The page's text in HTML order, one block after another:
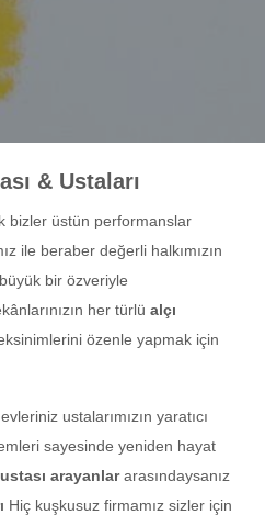
& Ustaları
bizler üstün performanslar
ile beraber değerli halkımızın
bir özveriyle
her türlü alçı
özenle yapmak için
ustalarımızın yaratıcı
sayesinde yeniden hayat
arayanlararasındaysanız
Hiç kuşkusuz firmamız sizler için